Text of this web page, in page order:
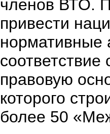
членов ВТО.
привести
нормативные
правовую
которого
более 50